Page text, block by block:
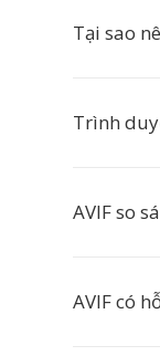
Tại sao
Trình
AVIF so
AVIF có